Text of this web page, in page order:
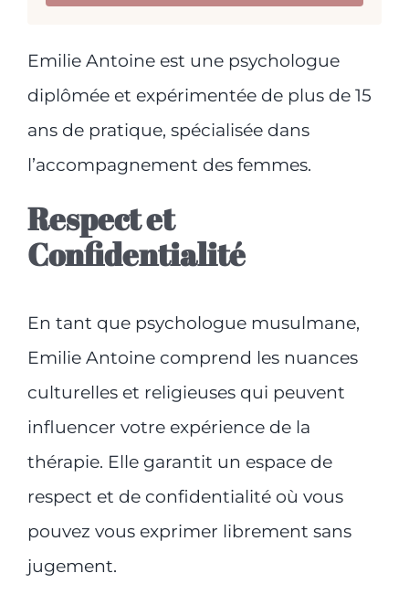
Emilie Antoine est une psychologue
diplômée et expérimentée de plus de 15
ans de pratique, spécialisée dans
l’accompagnement des femmes.
Respect et
Confidentialité
En tant que psychologue musulmane,
Emilie Antoine comprend les nuances
culturelles et religieuses qui peuvent
influencer votre expérience de la
thérapie. Elle garantit un espace de
respect et de confidentialité où vous
pouvez vous exprimer librement sans
jugement.